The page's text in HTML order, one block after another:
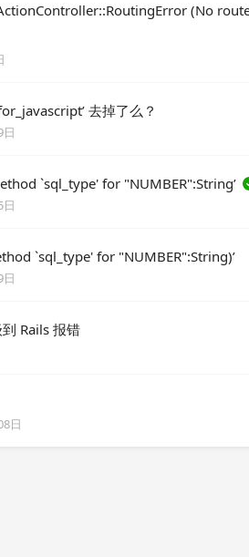
(No
去掉了么？
`sql_type' for "NUMBER":String’
`sql_type' for "NUMBER":String)’
Rails 报错
日